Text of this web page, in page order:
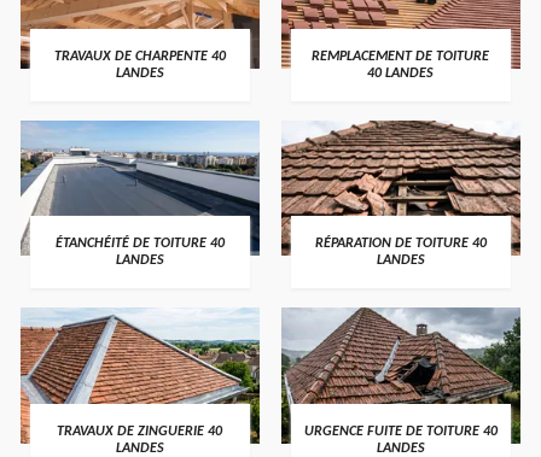
TRAVAUX DE CHARPENTE 40
LANDES
REMPLACEMENT DE TOITURE
40 LANDES
ÉTANCHÉITÉ DE TOITURE 40
LANDES
RÉPARATION DE TOITURE 40
LANDES
TRAVAUX DE ZINGUERIE 40
LANDES
URGENCE FUITE DE TOITURE 40
LANDES